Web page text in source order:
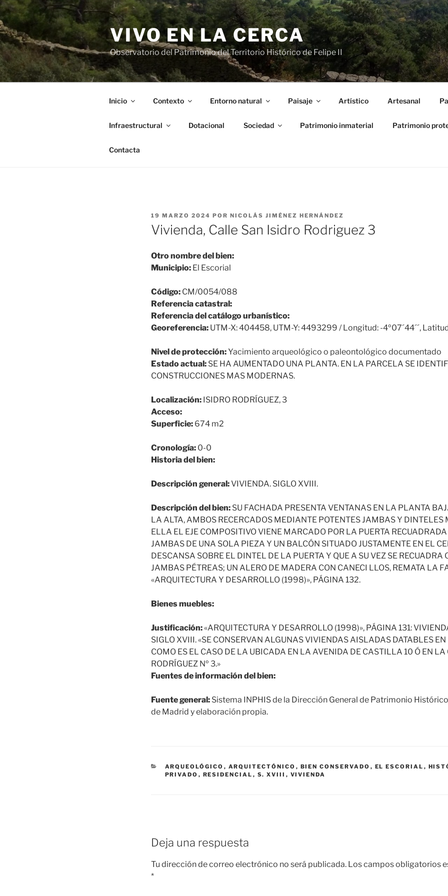
Saltar
al
contenido
VIVO EN LA CERCA
Observatorio del Patrimonio del Territorio Histórico de Felipe II
Inicio Contexto Entorno natural Paisaje Artístico Artesanal
Infraestructural Dotacional Sociedad Patrimonio inmaterial Patrimonio
Contacta
PUBLICADO
EL
19 MARZO 2024 POR NICOLÁS JIMÉNEZ HERNÁNDEZ
Vivienda, Calle San Isidro Rodriguez 3
Otro nombre del bien:
Municipio: El Escorial
Código: CM/0054/088
Referencia catastral:
Referencia del catálogo urbanístico:
Georeferencia: UTM-X: 404458, UTM-Y: 4493299 / Longitud: -4º07´44´´,
Nivel de protección:Yacimiento arqueológico o paleontológico documentado
Estado actual: SE HA AUMENTADO UNA PLANTA. EN LA PARCELA SE
CONSTRUCCIONES MAS MODERNAS.
Localización: ISIDRO RODRÍGUEZ, 3
Acceso:
Superficie: 674 m2
Cronología: 0-0
Historia del bien:
Descripción general:VIVIENDA. SIGLO XVIII.
Descripción del bien: SU FACHADA PRESENTA VENTANAS EN LA PLANTA
LA ALTA, AMBOS RECERCADOS MEDIANTE POTENTES JAMBAS Y DINTELES
ELLA EL EJE COMPOSITIVO VIENE MARCADO POR LA PUERTA
JAMBAS DE UNA SOLA PIEZA Y UN BALCÓN SITUADO JUSTAMENTE EN EL
DESCANSA SOBRE EL DINTEL DE LA PUERTA Y QUE A SU VEZ SE RECUADRA
JAMBAS PÉTREAS; UN ALERO DE MADERA CON CANECI LLOS, REMATA LA
«ARQUITECTURA Y DESARROLLO (1998)», PÁGINA 132.
Bienes muebles:
Justificación:«ARQUITECTURA Y DESARROLLO (1998)», PÁGINA 131:
SIGLO XVIII. «SE CONSERVAN ALGUNAS VIVIENDAS AISLADAS DATABLES EN
COMO ES EL CASO DE LA UBICADA EN LA AVENIDA DE CASTILLA 10 Ó EN
RODRÍGUEZ Nº 3.»
Fuentes de información del bien:
Fuente general: Sistema INPHIS de la Dirección General de Patrimonio
de Madrid y elaboración propia.
CATEGORÍAS
ARQUEOLÓGICO , ARQUITECTÓNICO , BIEN CONSERVADO , EL ESCORIAL ,
PRIVADO , RESIDENCIAL , S. XVIII , VIVIENDA
Deja una respuesta
Tu dirección de correo electrónico no será publicada. Los campos obligatorios
*